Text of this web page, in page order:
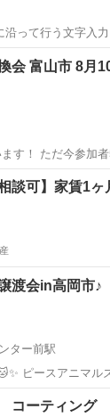
を担当していただき
・作業量に応じて
ペース
会 富山市 8月
す！ ただ今参加
～ 来れるお時間
わいわいシール交換
駅 その他
談可】家賃1ヶ
渡会in高岡市♪
ター前駅
渡会
のまま会場にして
している様子を見
センター前駅
コーティング